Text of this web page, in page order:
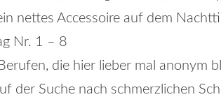
nettes Accessoire auf dem
Nr. 1 – 8
die hier lieber mal anonym
der Suche nach schmerzlichen